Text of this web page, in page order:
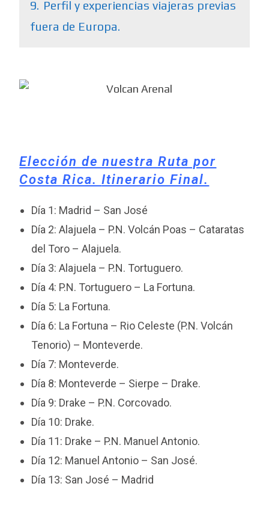
9. Perfil y experiencias viajeras previas
fuera de Europa.
Elección de nuestra Ruta por
Costa Rica.Itinerario Final.
Día 1: Madrid – San José
Día 2: Alajuela – P.N. Volcán Poas – Cataratas
del Toro – Alajuela.
Día 3: Alajuela – P.N. Tortuguero.
Día 4: P.N. Tortuguero – La Fortuna.
Día 5: La Fortuna.
Día 6: La Fortuna – Rio Celeste (P.N. Volcán
Tenorio) – Monteverde.
Día 7: Monteverde.
Día 8: Monteverde – Sierpe – Drake.
Día 9: Drake – P.N. Corcovado.
Día 10: Drake.
Día 11: Drake – P.N. Manuel Antonio.
Día 12: Manuel Antonio – San José.
Día 13: San José – Madrid